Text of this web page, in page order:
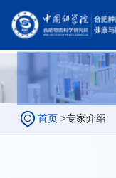
首页 >专家介绍